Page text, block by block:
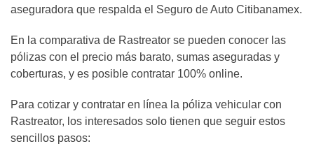
aseguradora que respalda el Seguro de Auto Citibanamex.
En la comparativa de Rastreator se pueden conocer las
pólizas con el precio más barato, sumas aseguradas y
coberturas, y es posible contratar 100% online.
Para cotizar y contratar en línea la póliza vehicular con
Rastreator, los interesados solo tienen que seguir estos
sencillos pasos: